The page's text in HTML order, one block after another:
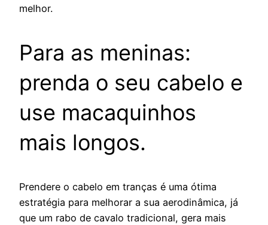
melhor.
Para as meninas:
prenda o seu cabelo e
use macaquinhos
mais longos.
Prendere o cabelo em tranças é uma ótima
estratégia para melhorar a sua aerodinâmica, já
que um rabo de cavalo tradicional, gera mais